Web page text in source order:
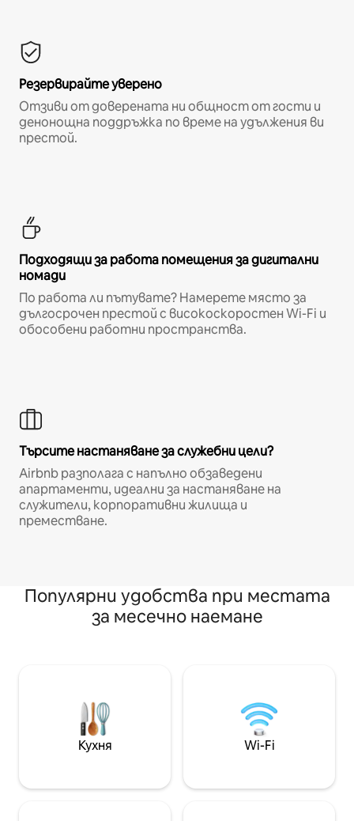
Резервирайте уверено
Отзиви от доверената ни общност от гости и
денонощна поддръжка по време на удължения ви
престой.
Подходящи за работа помещения за дигитални
номади
По работа ли пътувате? Намерете място за
дългосрочен престой с високоскоростен Wi-Fi и
обособени работни пространства.
Търсите настаняване за служебни цели?
Airbnb разполага с напълно обзаведени
апартаменти, идеални за настаняване на
служители, корпоративни жилища и
преместване.
Популярни удобства при местата
за месечно наемане
Кухня Wi-Fi